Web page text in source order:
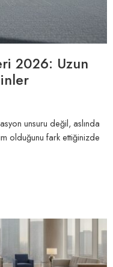
2026: Uzun
unsuru değil, aslında
olduğunu fark ettiğinizde